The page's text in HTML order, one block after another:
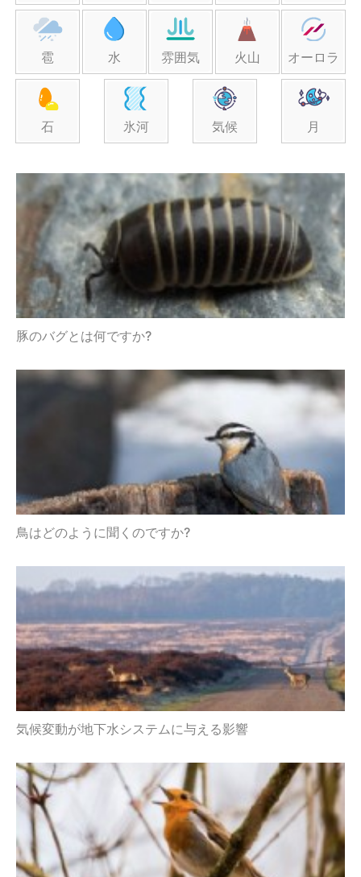
雹 水 雰囲気 火山 オーロラ
石 氷河 気候 月
豚のバグとは何ですか?
鳥はどのように聞くのですか?
気候変動が地下水システムに与える影響